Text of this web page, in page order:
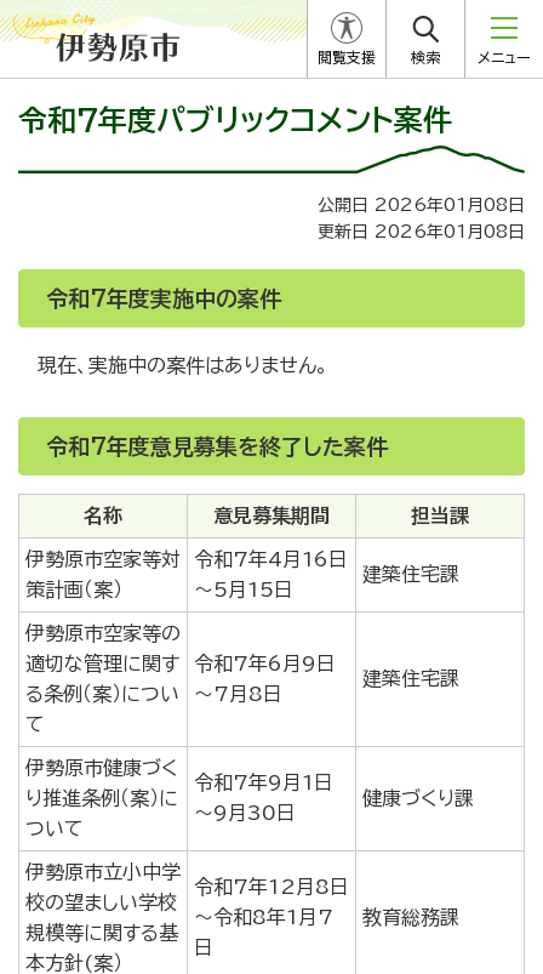
閲覧支援 検索 メニュー
令和7年度パブリックコメント案件
公開日 2026年01月08日
更新日 2026年01月08日
令和7年度実施中の案件
現在、実施中の案件はありません。
令和7年度意見募集を終了した案件
名称 意見募集期間 担当課
伊勢原市空家等対
策計画（案）
令和7年4月16日
～5月15日
建築住宅課
伊勢原市空家等の
適切な管理に関す
る条例（案）につい
て
令和7年6月9日
～7月8日
建築住宅課
伊勢原市健康づく
り推進条例（案）に
ついて
令和7年9月1日
～9月30日
健康づくり課
伊勢原市立小中学
校の望ましい学校
規模等に関する基
本方針(案）
令和7年12月8日
～令和8年1月7
日
教育総務課